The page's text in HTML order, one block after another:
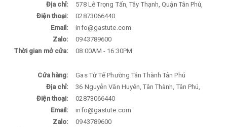
Địa chỉ:
578 Lê Trọng Tấn, Tây Thạnh, Quận Tân Phú,
Điện thoại:
02873066440
Email:
info@gastute.com
Zalo:
0943789600
Thời gian mở cửa:
08:00AM - 16:30PM
Cửa hàng:
Gas Tử Tế Phường Tân Thành Tân Phú
Địa chỉ:
36 Nguyễn Văn Huyên, Tân Thành, Tân Phú,
Điện thoại:
02873066440
Email:
info@gastute.com
Zalo:
0943789600